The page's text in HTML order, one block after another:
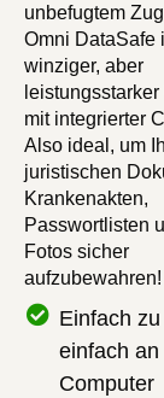
unbefugtem
Omni DataSafe
winziger, aber
mit integrierter
Also ideal, um
juristischen
Krankenakten,
Passwortlisten
Fotos sicher
aufzubewahren!
Einfach
einfach an
Computer